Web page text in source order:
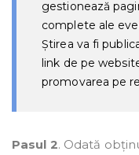
gestionează
complete ale
Știrea va fi
link de pe
promovarea pe
Pasul 2. Odată